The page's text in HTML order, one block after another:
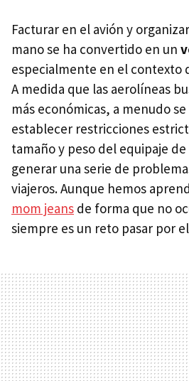
Facturar en el avión y
mano se ha convertido en un
especialmente en el contexto
A medida que las aerolíneas
más económicas, a menudo
establecer restricciones
tamaño y peso del equipaje
generar una serie de
viajeros. Aunque hemos
mom jeans de forma que no
siempre es un reto pasar por